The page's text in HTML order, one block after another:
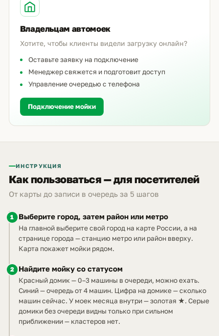
Владельцам автомоек
Хотите, чтобы клиенты видели загрузку онлайн?
Оставьте заявку на подключение
Менеджер свяжется и подготовит доступ
Управление очередью с телефона
Подключение мойки
ИНСТРУКЦИЯ
Как пользоваться — для посетителей
От карты до записи в очередь за 5 шагов
1 Выберите город, затем район или метро
На главной выберите свой город на карте России, а на
странице города — станцию метро или район вверху.
Карта покажет мойки рядом.
2 Найдите мойку со статусом
Красный домик — 0–3 машины в очереди, можно ехать.
Синий — очередь от 4 машин. Цифра на домике — сколько
машин сейчас. У моек месяца внутри — золотая ★. Серые
домики без очереди видны только при сильном
приближении — кластеров нет.